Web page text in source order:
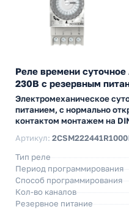
Реле времени
230В с резервным
Электромеханическое
питанием, с нормально
контактом монтажем на
Артикул: 2CSM222441R1000
Тип реле
Период программирования
Способ программирования
Кол-во каналов
Резервное питание